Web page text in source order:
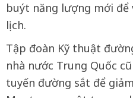
buýt năng lượng mới để
lịch.
Tập đoàn Kỹ thuật
nhà nước Trung Quốc
tuyến đường sắt để